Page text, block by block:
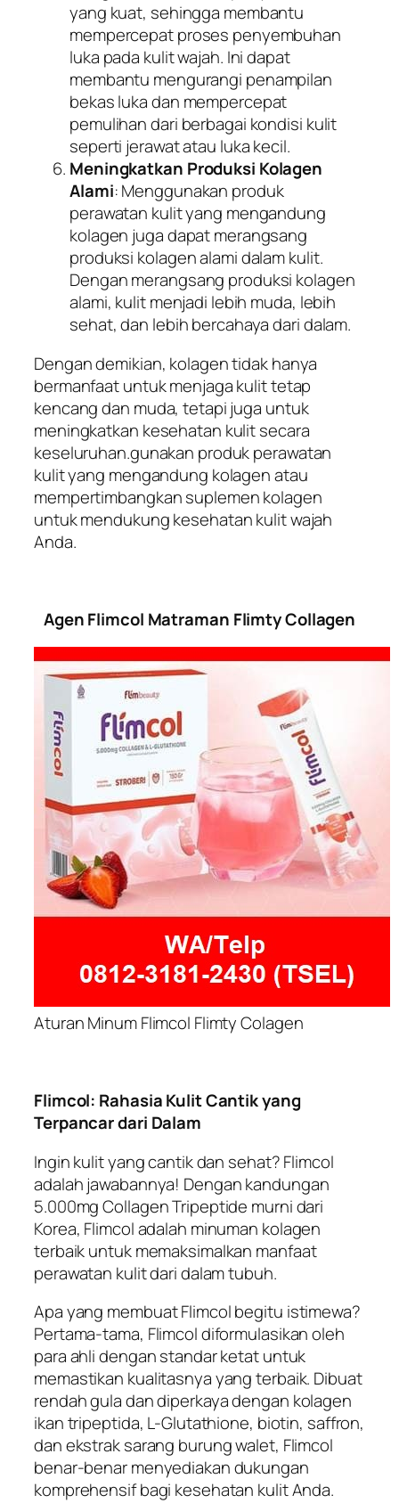
yang kuat, sehingga membantu
mempercepat proses penyembuhan
luka pada kulit wajah. Ini dapat
membantu mengurangi penampilan
bekas luka dan mempercepat
pemulihan dari berbagai kondisi kulit
seperti jerawat atau luka kecil.
Meningkatkan Produksi Kolagen
Alami: Menggunakan produk
perawatan kulit yang mengandung
kolagen juga dapat merangsang
produksi kolagen alami dalam kulit.
Dengan merangsang produksi kolagen
alami, kulit menjadi lebih muda, lebih
sehat, dan lebih bercahaya dari dalam.
Dengan demikian, kolagen tidak hanya
bermanfaat untuk menjaga kulit tetap
kencang dan muda, tetapi juga untuk
meningkatkan kesehatan kulit secara
keseluruhan.gunakan produk perawatan
kulit yang mengandung kolagen atau
mempertimbangkan suplemen kolagen
untuk mendukung kesehatan kulit wajah
Anda.
Agen Flimcol Matraman Flimty Collagen
Aturan Minum Flimcol Flimty Colagen
Flimcol: Rahasia Kulit Cantik yang
Terpancar dari Dalam
Ingin kulit yang cantik dan sehat? Flimcol
adalah jawabannya! Dengan kandungan
5.000mg Collagen Tripeptide murni dari
Korea, Flimcol adalah minuman kolagen
terbaik untuk memaksimalkan manfaat
perawatan kulit dari dalam tubuh.
Apa yang membuat Flimcol begitu istimewa?
Pertama-tama, Flimcol diformulasikan oleh
para ahli dengan standar ketat untuk
memastikan kualitasnya yang terbaik. Dibuat
rendah gula dan diperkaya dengan kolagen
ikan tripeptida, L-Glutathione, biotin, saffron,
dan ekstrak sarang burung walet, Flimcol
benar-benar menyediakan dukungan
komprehensif bagi kesehatan kulit Anda.